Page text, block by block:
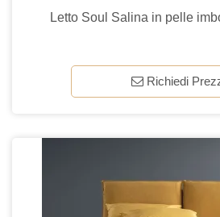
Letto Soul Salina in pelle
Richiedi